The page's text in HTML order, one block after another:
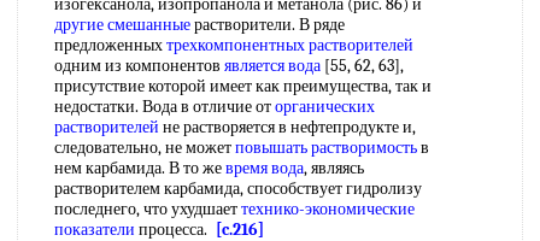
изогексанола, изопропанола и метанола (рис. 86) и
другие смешанныерастворители. В ряде
предложенныхтрехкомпонентных растворителей
одним из компонентов является вода [55, 62, 63],
присутствие которой имеет как преимущества, так и
недостатки. Вода в отличие оторганических
растворителей не растворяется в нефтепродукте и,
следовательно, не можетповышать растворимостьв
нем карбамида. В то жевремя вода, являясь
растворителем карбамида, способствует гидролизу
последнего, что ухудшаеттехнико-экономические
показатели процесса.
[c.216]